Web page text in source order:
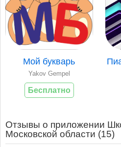
Мой букварь
Yakov Gempel
Бесплатно
Отзывы о приложении
Московской области (15)